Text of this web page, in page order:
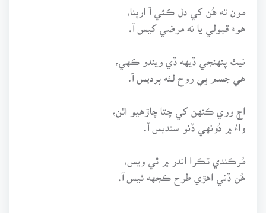
مون ته هُن کي دل ڪئي آ ارپنا،
هوءَ قبولي يا نه مرضي کيس آ.
نيٺ پنهنجي ڏيهه ڏي ويندو ڪهي،
هي جسم ڀي روح لئه پرديس آ.
اڄ وري ڪنهن کي چتا چاڙهيو اٿن،
واءُ ۾ دُونهي ڏنو سنديس آ.
مُرڪندي ٽڪرا اندر ۾ ٿي ويس،
هُن ڏني اهڙي طرح ڪجهه ٺيس آ.